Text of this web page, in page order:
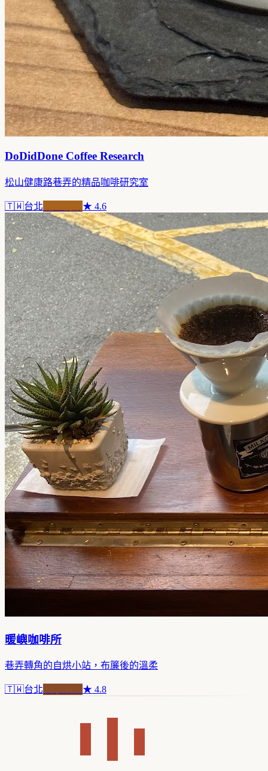
DoDidDone Coffee Research
松山健康路巷弄的精品咖啡研究室
🇹🇼台北 ★ 4.6
暖嶼咖啡所
巷弄轉角的自烘小站，布簾後的溫柔
🇹🇼台北 ★ 4.8